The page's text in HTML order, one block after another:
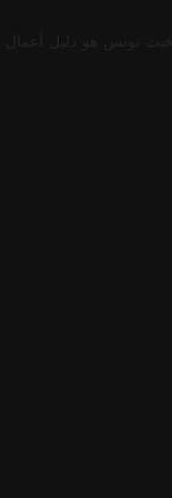
تونس هو دليل أعمال